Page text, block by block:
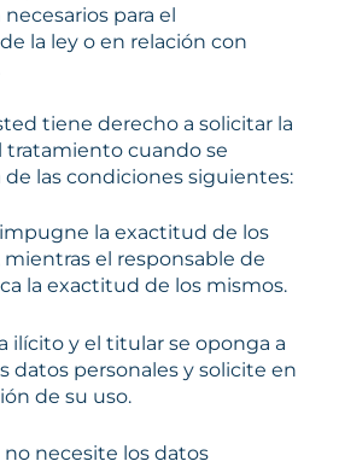
para el
la ley o en relación con
tiene derecho a solicitar la
tratamiento cuando se
las condiciones siguientes:
la exactitud de los
el responsable de
la exactitud de los mismos.
ilícito y el titular se oponga a
datos personales y solicite en
de su uso.
no necesite los datos